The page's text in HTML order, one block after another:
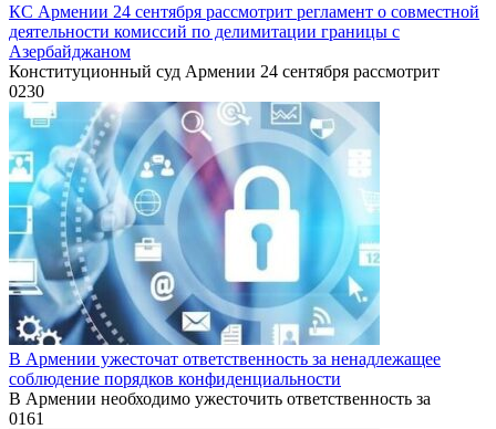
КС Армении 24 сентября рассмотрит регламент о совместной
деятельности комиссий по делимитации границы с
Азербайджаном
Конституционный суд Армении 24 сентября рассмотрит
0230
В Армении ужесточат ответственность за ненадлежащее
соблюдение порядков конфиденциальности
В Армении необходимо ужесточить ответственность за
0161